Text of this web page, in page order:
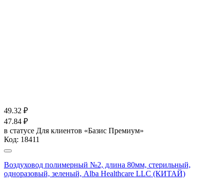
49.32 ₽
47.84 ₽
в статусе Для клиентов «Базис Премиум»
Код: 18411
Воздуховод полимерный №2, длина 80мм, стерильный,
одноразовый, зеленый, Alba Healthcare LLC (КИТАЙ)